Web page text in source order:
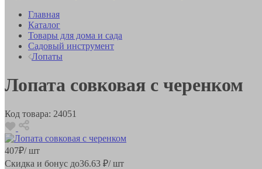
Главная
Каталог
Товары для дома и сада
Садовый инструмент
Лопаты
Лопата совковая с черенком
Код товара: 24051
407₽/ шт
Скидка и бонус до36.63 ₽/ шт